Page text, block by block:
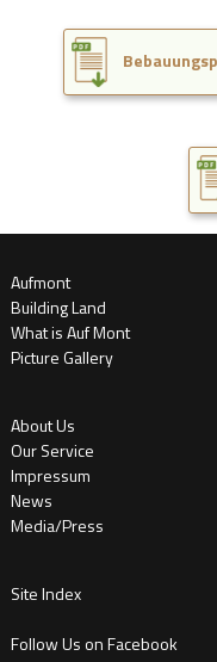
Aufmont
Building Land
What is Auf Mont
Picture Gallery
About Us
Our Service
Impressum
News
Media/Press
Site Index
Follow Us on Facebook